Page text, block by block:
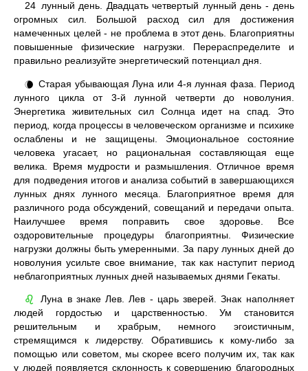
24 лунный день. Двадцать четвертый лунный день - день
огромных сил. Большой расход сил для достижения
намеченных целей - не проблема в этот день. Благоприятны
повышенные физические нагрузки. Перераспределите и
правильно реализуйте энергетический потенциал дня.
🌘 Старая убывающая Луна или 4-я лунная фаза. Период
лунного цикла от 3-й лунной четверти до новолуния.
Энергетика живительных сил Солнца идет на спад. Это
период, когда процессы в человеческом организме и психике
ослаблены и не защищены. Эмоциональное состояние
человека угасает, но рациональная составляющая еще
велика. Время мудрости и размышления. Отличное время
для подведения итогов и анализа событий в завершающихся
лунных днях лунного месяца. Благоприятное время для
различного рода обсуждений, совещаний и передачи опыта.
Наилучшее время поправить свое здоровье. Все
оздоровительные процедуры благоприятны. Физические
нагрузки должны быть умеренными. За пару лунных дней до
новолуния усильте свое внимание, так как наступит период
неблагоприятных лунных дней называемых днями Гекаты.
♌
Луна в знаке Лев. Лев - царь зверей. Знак наполняет
людей гордостью и царственностью. Ум становится
решительным и храбрым, немного эгоистичным,
стремящимся к лидерству. Обратившись к кому-либо за
помощью или советом, мы скорее всего получим их, так как
у людей появляется склонность к совершению благородных